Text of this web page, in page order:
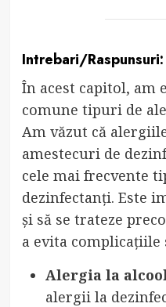
Intrebari/
În acest capitol, am
comune tipuri de
Am văzut că
amestecuri de
cele mai frecvente
dezinfectanți. Este
și să se trateze
a evita complicațiile
Alergia la
alergii la